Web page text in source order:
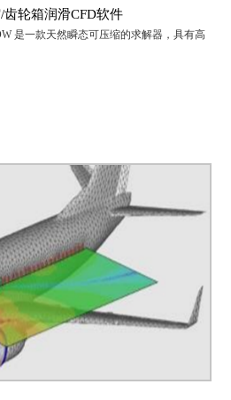
轮箱润滑CFD软件
是一款天然瞬态可压缩的求解器，具有高